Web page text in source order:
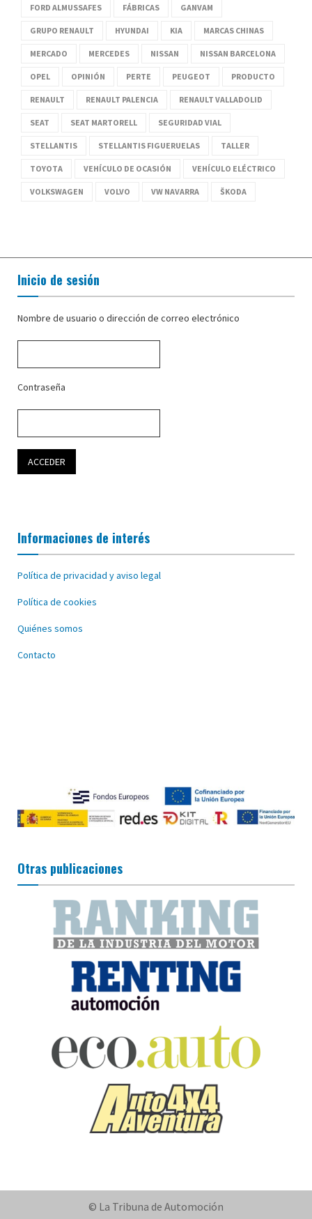
FORD ALMUSSAFES FÁBRICAS GANVAM
GRUPO RENAULT HYUNDAI KIA MARCAS CHINAS
MERCADO MERCEDES NISSAN NISSAN BARCELONA
OPEL OPINIÓN PERTE PEUGEOT PRODUCTO
RENAULT RENAULT PALENCIA RENAULT VALLADOLID
SEAT SEAT MARTORELL SEGURIDAD VIAL
STELLANTIS STELLANTIS FIGUERUELAS TALLER
TOYOTA VEHÍCULO DE OCASIÓN VEHÍCULO ELÉCTRICO
VOLKSWAGEN VOLVO VW NAVARRA ŠKODA
Inicio de sesión
Nombre de usuario o dirección de correo electrónico
Contraseña
Informaciones de interés
Política de privacidad y aviso legal
Política de cookies
Quiénes somos
Contacto
Otras publicaciones
© La Tribuna de Automoción